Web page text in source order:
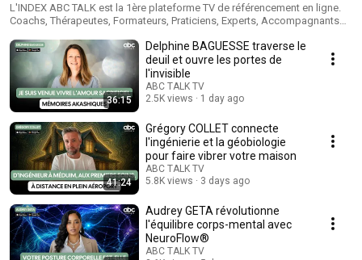
L'INDEX ABC TALK est la 1ère plateforme TV de référencement en ligne.
Coachs, Thérapeutes, Formateurs, Praticiens, Experts, Accompagnants
ABC TALK permet de faire connaitre leurs approches auprès d’une plus
grande audience à la fois qualifiée et engagée comme celle d'ABC TALK
TV. Un internaute regarde une vidéo d’émission, de produit ou de service,
jusqu’à 5 fois plus longtemps qu’un contenu statique. Bienvenue dans
l’INDEX ABC TALK ® avec votre propre émission TV ! https://indexabc.fr/
36:15
Delphine BAGUESSE traverse le
deuil et ouvre les portes de
l'invisible
ABC TALK TV
2.5K views
1 day ago
41:24
Grégory COLLET connecte
l'ingénierie et la géobiologie
pour faire vibrer votre maison
ABC TALK TV
5.8K views
3 days ago
Audrey GETA révolutionne
l'équilibre corps-mental avec
NeuroFlow®
ABC TALK TV